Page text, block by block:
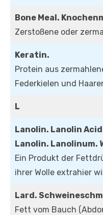
Bone Meal.
Zerstoßene oder
Keratin.
Protein aus
Federkielen und
L
Lanolin. Lanolin
Lanolin. Lanolinum.
Ein Produkt der
ihrer Wolle extrahier
Lard.
Fett vom Bauch